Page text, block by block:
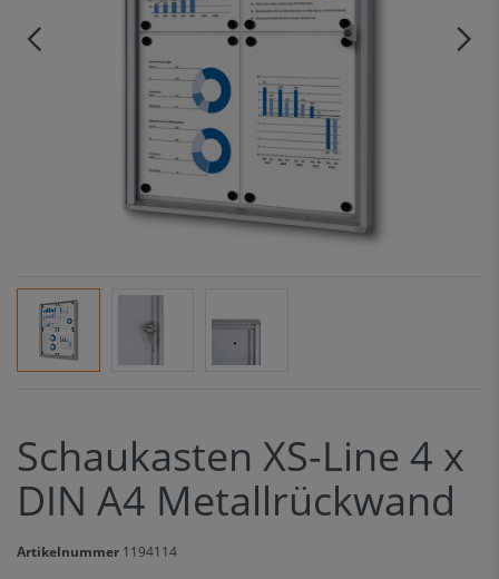
Schaukasten XS-Line 4 x
DIN A4 Metallrückwand
Artikelnummer 1194114